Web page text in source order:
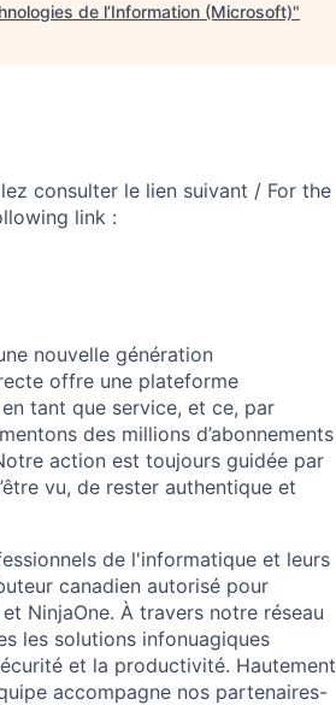
de l’Information (Microsoft)"
consulter le lien suivant / For the
link :
nouvelle génération
offre une plateforme
tant que service, et ce, par
des millions d’abonnements
action est toujours guidée par
vu, de rester authentique et
de l'informatique et leurs
canadien autorisé pour
NinjaOne. À travers notre réseau
les solutions infonuagiques
et la productivité. Hautement
accompagne nos partenaires-